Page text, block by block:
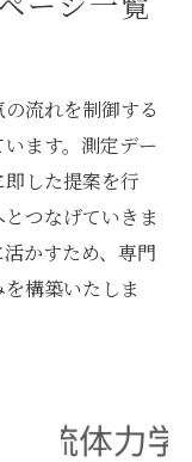
流れを制御する
ます。測定デー
した提案を行
つなげていきま
かすため、専門
構築いたしま